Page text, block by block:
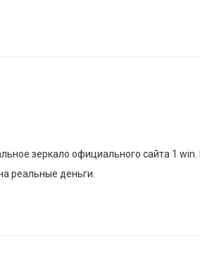
зеркало официального сайта 1 win.
реальные деньги.